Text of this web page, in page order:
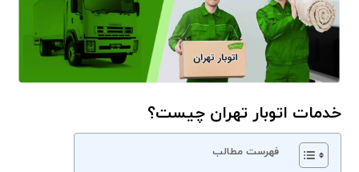
خدمات اتوبار تهران چیست؟
فهرست مطالب